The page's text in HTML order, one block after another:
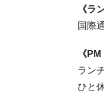
《ラ
国際
《PM
ラン
ひと